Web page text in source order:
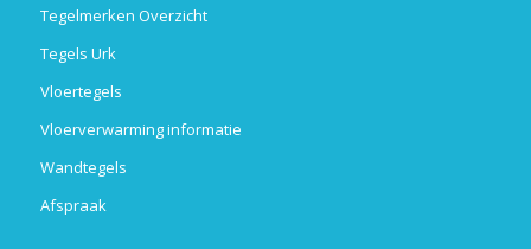
Tegelmerken Overzicht
Tegels Urk
Vloertegels
Vloerverwarming informatie
Wandtegels
Afspraak